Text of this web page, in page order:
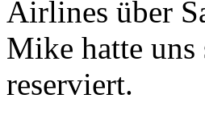
Airlines über
Mike hatte uns
reserviert.